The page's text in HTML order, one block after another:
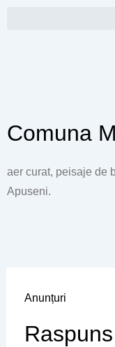
Comuna
aer curat, peisaje de
Apuseni.
Anunțuri